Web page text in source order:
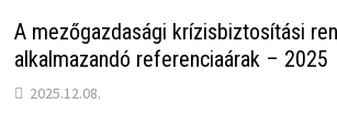
A mezőgazdasági krízisbiztosítási
alkalmazandó referenciaárak – 2025
2025.12.08.